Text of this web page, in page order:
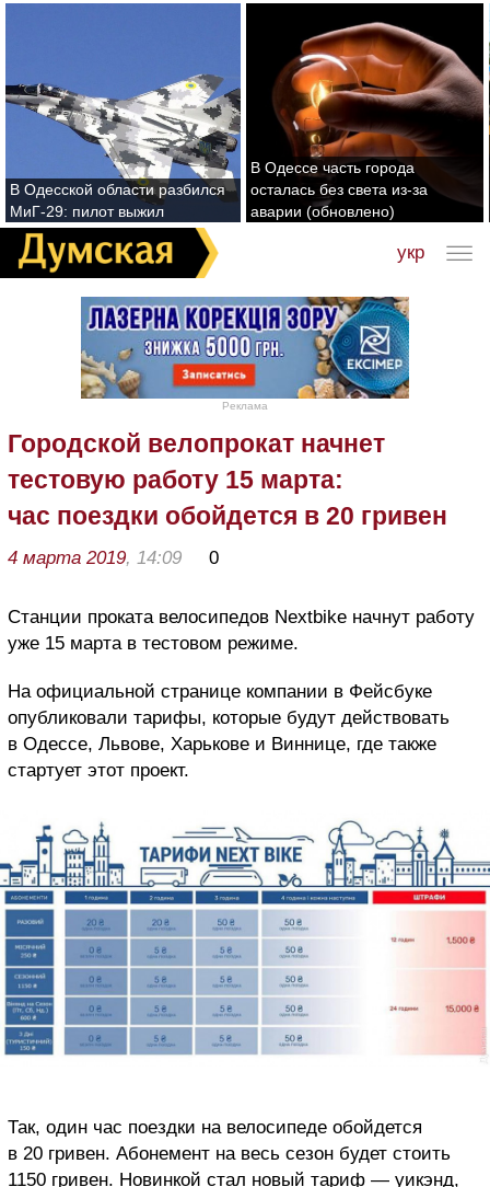
В Одесской области разбился
МиГ-29: пилот выжил
В Одессе часть города
осталась без света из-за
аварии (обновлено)
укр
Реклама
Городской велопрокат начнет
тестовую работу 15 марта:
час поездки обойдется в 20 гривен
4 марта 2019, 14:09 0
Станции проката велосипедов Nextbike начнут работу
уже 15 марта в тестовом режиме.
На официальной странице компании в Фейсбуке
опубликовали тарифы, которые будут действовать
в Одессе, Львове, Харькове и Виннице, где также
стартует этот проект.
Так, один час поездки на велосипеде обойдется
в 20 гривен. Абонемент на весь сезон будет стоить
1150 гривен. Новинкой стал новый тариф — уикэнд,